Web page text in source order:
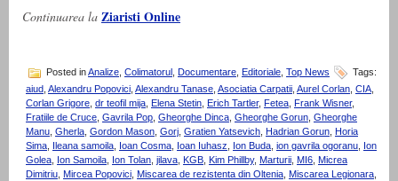
Continuarea la Ziaristi Online
Posted inAnalize Colimatorul Documentare Editoriale Top News
Tags:
aiud, Alexandru Popovici, Alexandru Tanase, Asociatia Carpatii, Aurel Corlan, CIA,
Corlan Grigore, dr teofil mija, Elena Stetin, Erich Tartler, Fetea, Frank Wisner,
Fratiile de Cruce, Gavrila Pop, Gheorghe Dinca, Gheorghe Gorun, Gheorghe
Manu, Gherla, Gordon Mason, Gorj, Gratien Yatsevich, Hadrian Gorun, Horia
Sima, Ileana samoila, Ioan Cosma, Ioan Iuhasz, Ion Buda, ion gavrila ogoranu, Ion
Golea, Ion Samoila, Ion Tolan, jilava, KGB, Kim Phillby, Marturii, MI6, Micrea
Dimitriu, Mircea Popovici, Miscarea de rezistenta din Oltenia, Miscarea Legionara,